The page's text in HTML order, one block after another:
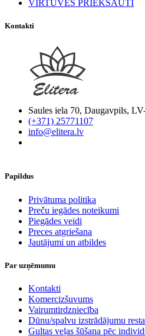
VIRTUVES PRIEKŠAUTI
Kontakti
Saules iela 70, Daugavpils,
(+371) 25771107
info@elitera.lv
Papildus
​Privātuma politika
Preču iegādes noteikumi
Piegādes veidi
Preces atgriešana
Jautājumi un atbildes
Par uzņēmumu
Kontakti
Komercizšuvums
Vairumtirdzniecība
Dūnu/spalvu izstrādājumu
Gultas veļas šūšana pēc